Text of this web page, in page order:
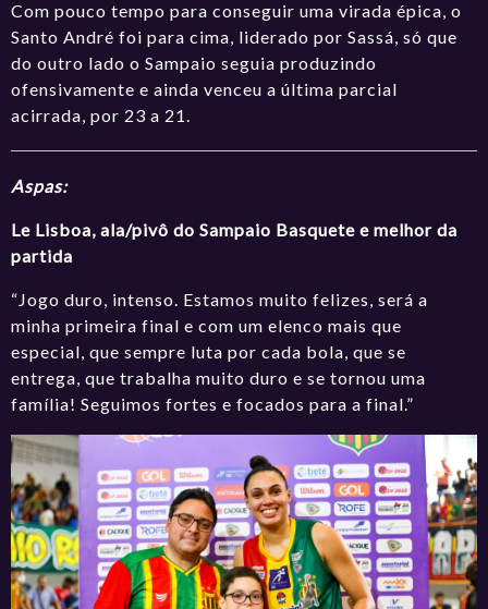
Com pouco tempo para conseguir uma virada épica, o
Santo André foi para cima, liderado por Sassá, só que
do outro lado o Sampaio seguia produzindo
ofensivamente e ainda venceu a última parcial
acirrada, por 23 a 21.
Aspas:
Le Lisboa, ala/pivô do Sampaio Basquete e melhor da
partida
“Jogo duro, intenso. Estamos muito felizes, será a
minha primeira final e com um elenco mais que
especial, que sempre luta por cada bola, que se
entrega, que trabalha muito duro e se tornou uma
família! Seguimos fortes e focados para a final.”